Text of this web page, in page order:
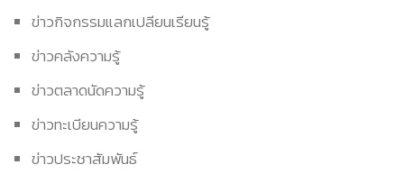
ข่าวกิจกรรมแลกเปลียนเรียนรู้
ข่าวคลังความรู้
ข่าวตลาดนัดความรู้
ข่าวทะเบียนความรู้
ข่าวประชาสัมพันธ์